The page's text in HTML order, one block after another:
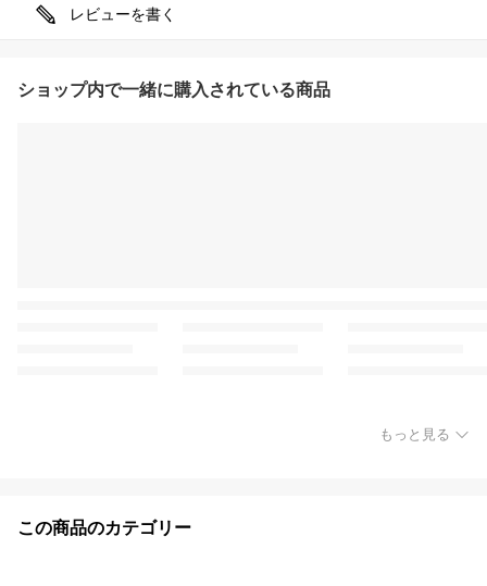
レビューを書く
ショップ内で一緒に購入されている商品
もっと見る
この商品のカテゴリー